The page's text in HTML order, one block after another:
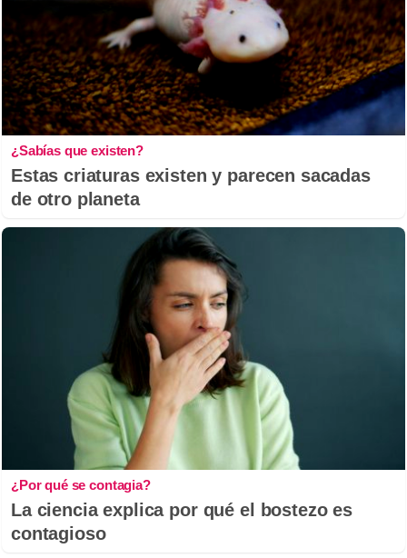
¿Sabías que existen?
Estas criaturas existen y parecen sacadas
de otro planeta
¿Por qué se contagia?
La ciencia explica por qué el bostezo es
contagioso